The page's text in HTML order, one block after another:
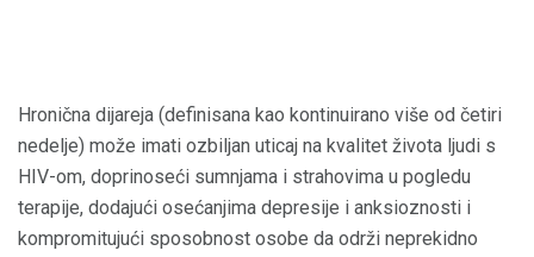
Hronična dijareja (definisana kao kontinuirano više od četiri
nedelje) može imati ozbiljan uticaj na kvalitet života ljudi s
HIV-om, doprinoseći sumnjama i strahovima u pogledu
terapije, dodajući osećanjima depresije i anksioznosti i
kompromitujući sposobnost osobe da održi neprekidno